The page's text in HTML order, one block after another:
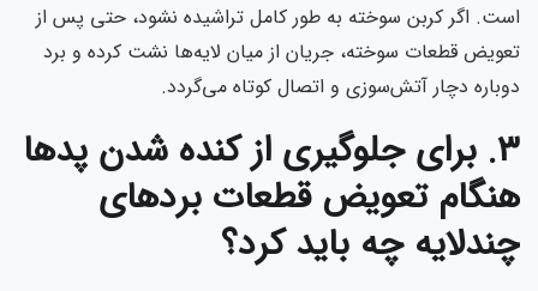
است. اگر کربن سوخته به طور کامل تراشیده نشود، حتی پس از
تعویض قطعات سوخته، جریان از میان لایه‌ها نشت کرده و برد
دوباره دچار آتش‌سوزی و اتصال کوتاه می‌گردد.
۳. برای جلوگیری از کنده شدن پدها
هنگام تعویض قطعات بردهای
چندلایه چه باید کرد؟